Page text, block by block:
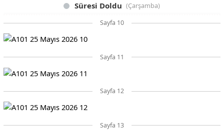
Süresi Doldu (Çarşamba)
Sayfa 10
Sayfa 11
Sayfa 12
Sayfa 13